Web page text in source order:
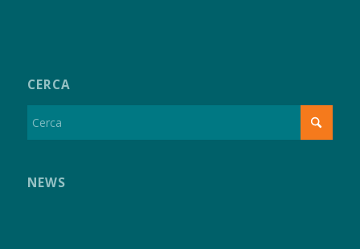
CERCA
NEWS